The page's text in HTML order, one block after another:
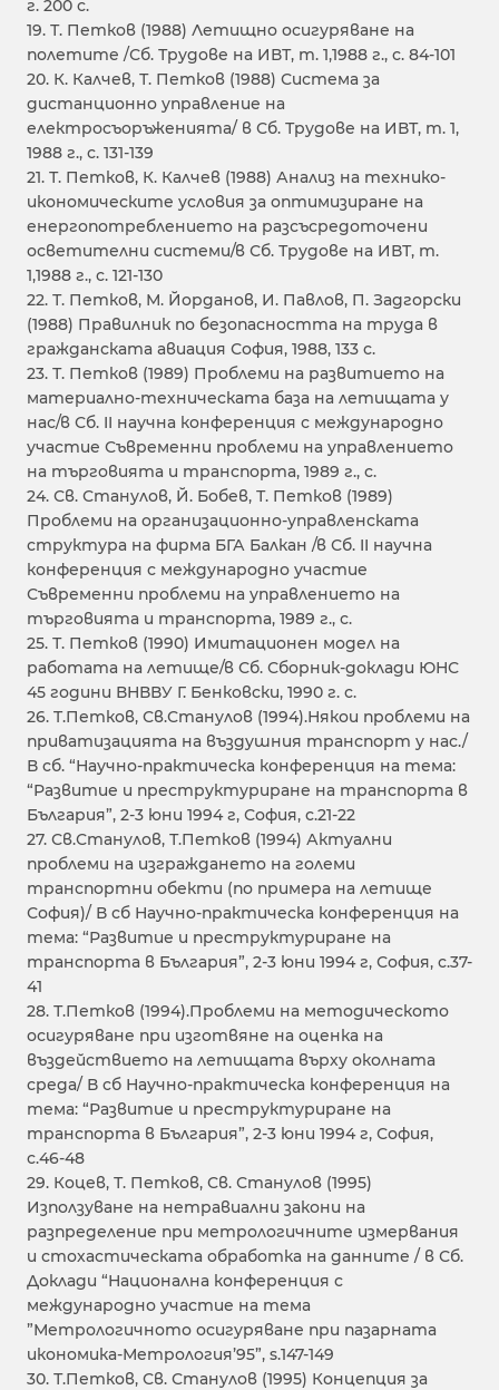
г. 200 с.
19. Т. Петков (1988) Летищно осигуряване на
полетите /Сб. Трудове на ИВТ, т. 1,1988 г., с. 84-101
20. К. Калчев, Т. Петков (1988) Система за
дистанционно управление на
електросъоръженията/ в Сб. Трудове на ИВТ, т. 1,
1988 г., с. 131-139
21. Т. Петков, К. Калчев (1988) Анализ на технико-
икономическите условия за оптимизиране на
енергопотреблението на разсъсредоточени
осветителни системи/в Сб. Трудове на ИВТ, т.
1,1988 г., с. 121-130
22. Т. Петков, М. Йорданов, И. Павлов, П. Задгорски
(1988) Правилник по безопасността на труда в
гражданската авиация София, 1988, 133 с.
23. Т. Петков (1989) Проблеми на развитието на
материално-техническата база на летищата у
нас/в Сб. II научна конференция с международно
участие Съвременни проблеми на управлението
на търговията и транспорта, 1989 г., с.
24. Св. Станулов, Й. Бобев, Т. Петков (1989)
Проблеми на организационно-управленската
структура на фирма БГА Балкан /в Сб. II научна
конференция с международно участие
Съвременни проблеми на управлението на
търговията и транспорта, 1989 г., с.
25. Т. Петков (1990) Имитационен модел на
работата на летище/в Сб. Сборник-доклади ЮНС
45 години ВНВВУ Г. Бенковски, 1990 г. с.
26. T.Петков, Св.Станулов (1994).Някои проблеми на
приватизацията на въздушния транспорт у нас./
В сб. “Научно-практическа конференция на тема:
“Развитие и преструктуриране на транспорта в
България”, 2-3 юни 1994 г, София, с.21-22
27. Св.Станулов, Т.Петков (1994) Актуални
проблеми на изграждането на големи
транспортни обекти (по примера на летище
София)/ В сб Научно-практическа конференция на
тема: “Развитие и преструктуриране на
транспорта в България”, 2-3 юни 1994 г, София, с.37-
41
28. Т.Петков (1994).Проблеми на методическото
осигуряване при изготвяне на оценка на
въздействието на летищата върху околната
среда/ В сб Научно-практическа конференция на
тема: “Развитие и преструктуриране на
транспорта в България”, 2-3 юни 1994 г, София,
с.46-48
29. Коцев, Т. Петков, Св. Станулов (1995)
Използуване на нетравиални закони на
разпределение при метрологичните измервания
и стохастическата обработка на данните / в Сб.
Доклади “Национална конференция с
международно участие на тема
”Метрологичното осигуряване при пазарната
икономика-Метрология’95”, s.147-149
30. Т.Петков, Св. Станулов (1995) Концепция за